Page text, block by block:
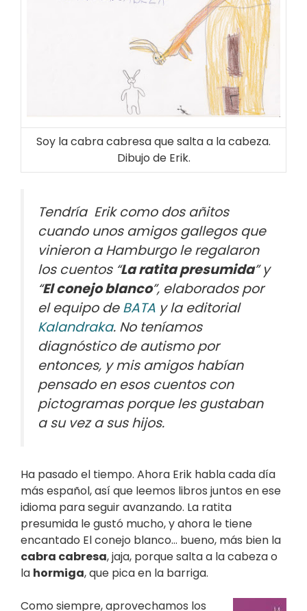
Soy la cabra cabresa que salta a la cabeza.
Dibujo de Erik.
Tendría Erik como dos añitos
cuando unos amigos gallegos que
vinieron a Hamburgo le regalaron
los cuentos “La ratita presumida” y
“El conejo blanco”, elaborados por
el equipo deBATA y la editorial
Kalandraka. No teníamos
diagnóstico de autismo por
entonces, y mis amigos habían
pensado en esos cuentos con
pictogramas porque les gustaban
a su vez a sus hijos.
Ha pasado el tiempo. Ahora Erik habla cada día
más español, así que leemos libros juntos en ese
idioma para seguir avanzando. La ratita
presumida le gustó mucho, y ahora le tiene
encantado El conejo blanco… bueno, más bien la
cabra cabresa, jaja, porque salta a la cabeza o
la hormiga, que pica en la barriga.
Como siempre, aprovechamos los